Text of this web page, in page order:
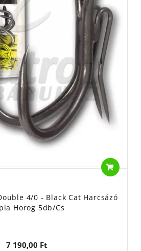
4/0 - Black Cat Harcsázó
Horog 5db/cs
7 190,00 Ft